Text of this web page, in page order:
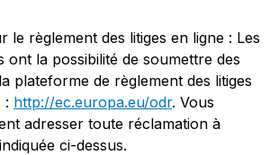
le règlement des litiges en ligne : Les
ont la possibilité de soumettre des
plateforme de règlement des litiges
: http://ec.europa.eu/odr. Vous
adresser toute réclamation à
ci-dessus.